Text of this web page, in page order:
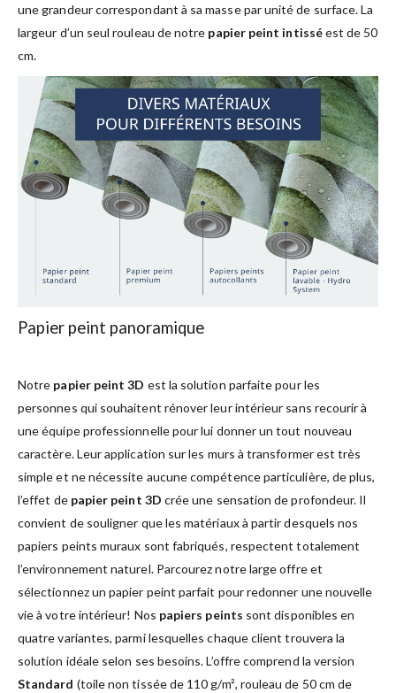
une grandeur correspondant à sa masse par unité de surface. La
largeur d’un seul rouleau de notre papier peint intisséest de 50
cm.
Papier peint panoramique
Notre papier peint 3D est la solution parfaite pour les
personnes qui souhaitent rénover leur intérieur sans recourir à
une équipe professionnelle pour lui donner un tout nouveau
caractère. Leur application sur les murs à transformer est très
simple et ne nécessite aucune compétence particulière, de plus,
l’effet de papier peint 3D crée une sensation de profondeur. Il
convient de souligner que les matériaux à partir desquels nos
papiers peints muraux sont fabriqués, respectent totalement
l’environnement naturel. Parcourez notre large offre et
sélectionnez un papier peint parfait pour redonner une nouvelle
vie à votre intérieur! Nos papiers peints sont disponibles en
quatre variantes, parmi lesquelles chaque client trouvera la
solution idéale selon ses besoins. L’offre comprend la version
Standard (toile non tissée de 110 g/m², rouleau de 50 cm de